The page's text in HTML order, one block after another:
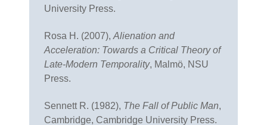
University Press.
Rosa H. (2007), Alienation and
Acceleration: Towards a Critical Theory of
Late-Modern Temporality, Malmö, NSU
Press.
Sennett R. (1982), The Fall of Public Man,
Cambridge, Cambridge University Press.